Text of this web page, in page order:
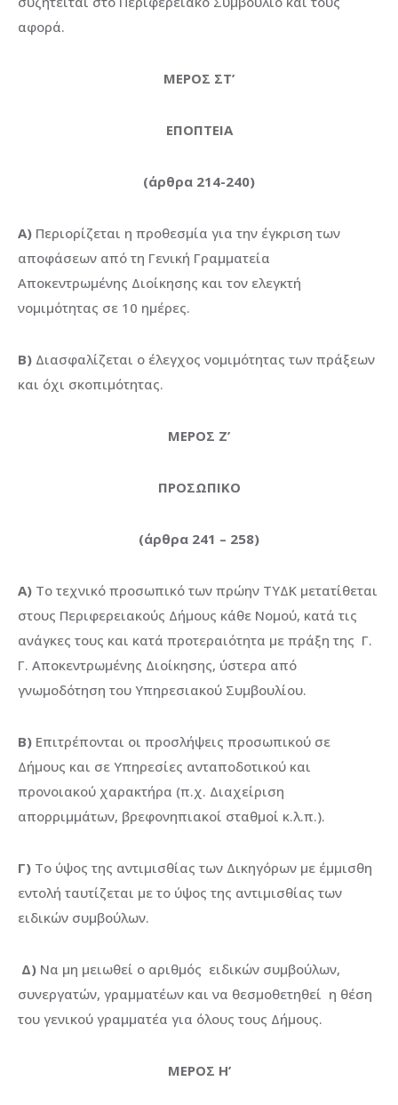
αφορά.
ΜΕΡΟΣ ΣΤ’
ΕΠΟΠΤΕΙΑ
(άρθρα 214-240)
Α) Περιορίζεται η προθεσμία για την έγκριση των
αποφάσεων από τη Γενική Γραμματεία
Αποκεντρωμένης Διοίκησης και τον ελεγκτή
νομιμότητας σε 10 ημέρες.
Β) Διασφαλίζεται ο έλεγχος νομιμότητας των πράξεων
και όχι σκοπιμότητας.
ΜΕΡΟΣ Ζ’
ΠΡΟΣΩΠΙΚΟ
(άρθρα 241 – 258)
Α) Το τεχνικό προσωπικό των πρώην ΤΥΔΚ μετατίθεται
στους Περιφερειακούς Δήμους κάθε Νομού, κατά τις
ανάγκες τους και κατά προτεραιότητα με πράξη της Γ.
Γ. Αποκεντρωμένης Διοίκησης, ύστερα από
γνωμοδότηση του Υπηρεσιακού Συμβουλίου.
Β) Επιτρέπονται οι προσλήψεις προσωπικού σε
Δήμους και σε Υπηρεσίες ανταποδοτικού και
προνοιακού χαρακτήρα (π.χ. Διαχείριση
απορριμμάτων, βρεφονηπιακοί σταθμοί κ.λ.π.).
Γ) Το ύψος της αντιμισθίας των Δικηγόρων με έμμισθη
εντολή ταυτίζεται με το ύψος της αντιμισθίας των
ειδικών συμβούλων.
Δ) Να μη μειωθεί ο αριθμός ειδικών συμβούλων,
συνεργατών, γραμματέων και να θεσμοθετηθεί η θέση
του γενικού γραμματέα για όλους τους Δήμους.
ΜΕΡΟΣ Η’